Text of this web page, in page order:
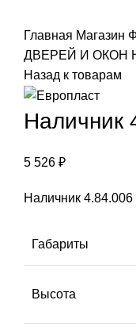
Главная Магазин
ДВЕРЕЙ И ОКОН
Назад к товарам
Наличник
5 526 ₽
Наличник 4.84.006
Габариты
Высота